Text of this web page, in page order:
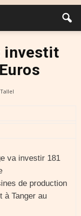
investit
Tallel
va investir 181
de production
à Tanger au